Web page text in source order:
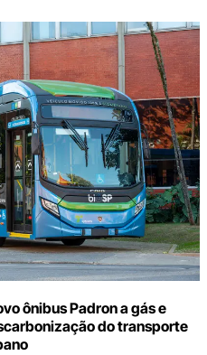
ônibus Padron a gás e
do transporte